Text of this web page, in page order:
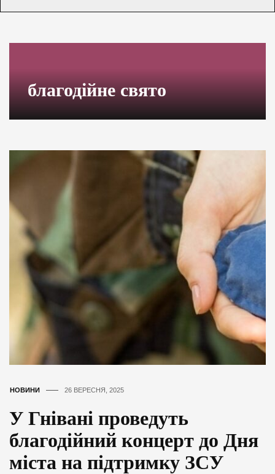
благодійне свято
НОВИНИ 26 ВЕРЕСНЯ, 2025
У Гнівані проведуть
благодійний концерт до Дня
міста на підтримку ЗСУ